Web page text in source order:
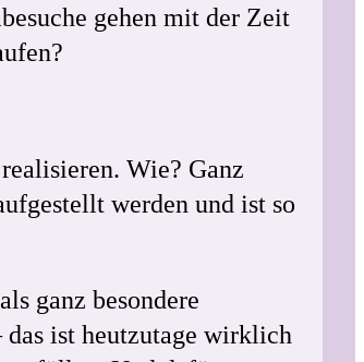
gehen mit der Zeit
Wie? Ganz
werden und ist so
ganz besondere
das ist heutzutage wirklich